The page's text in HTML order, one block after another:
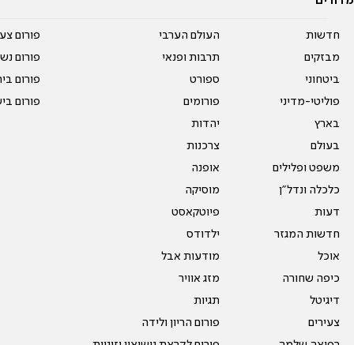
חדשות
מבזקים
ביטחוני
פוליטי-מדיני
בארץ
בעולם
משפט ופלילים
כלכלה ונדל"ן
דעות
חדשות המגזר
אוכל
כיפה שחורה
דיגיטל
צעירים
העולם הערבי
תרבות ופנאי
ספורט
פורומים
יהדות
צרכנות
אופנה
מוסיקה
פיוטקאסט
ילדודס
מודעות אבל
מזג אוויר
תגיות
פורום הריון ולידה
פורום
פורום
פורום
פורום